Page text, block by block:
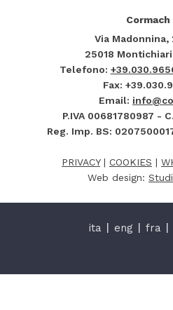
Via Madonnina,
25018
Telefono:
Fax:
Email:
P.IVA 00681780987 -
Reg. Imp. BS:
PRIVACY| COOKIES |
Web design:
ita eng fra